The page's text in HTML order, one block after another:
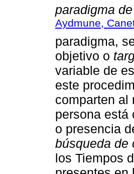
paradigma
Aydmune,
paradigma,
objetivo o
variable de
este
comparten al
persona está
o presencia
búsqueda de
los Tiempos